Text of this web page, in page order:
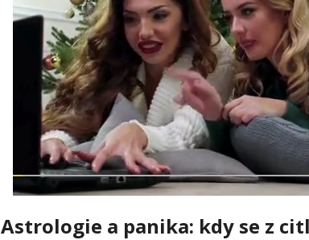
Astrologie a panika: kdy se z